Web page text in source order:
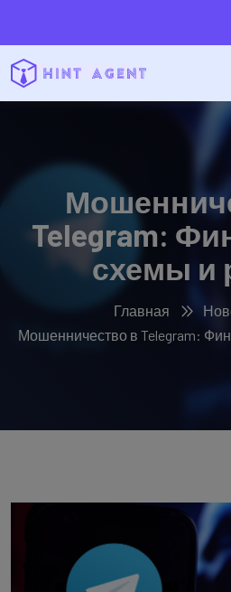
Telegram:
схемы и
Главная
Мошенничество в Telegram: